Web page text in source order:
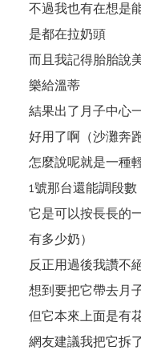
不過我也有在想是
是都在拉奶頭
而且我記得胎胎說
樂給溫蒂
結果出了月子中心
好用了啊（沙灘奔跑
怎麼說呢就是一種
1號那台還能調段數
它是可以按長長的
有多少奶）
反正用過後我讚不
想到要把它帶去月
但它本來上面是有
網友建議我把它拆